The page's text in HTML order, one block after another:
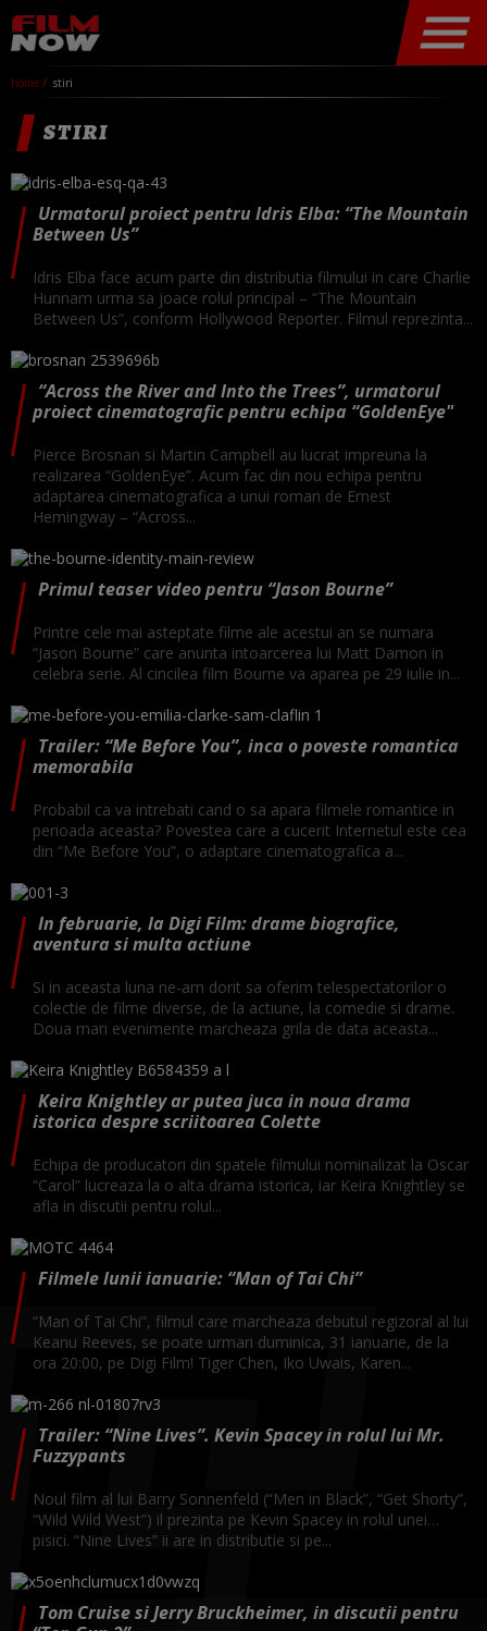
home stiri
STIRI
Urmatorul proiect pentru Idris Elba: “The Mountain
Between Us”
Idris Elba face acum parte din distributia filmului in care Charlie
Hunnam urma sa joace rolul principal – “The Mountain
Between Us”, conform Hollywood Reporter. Filmul reprezinta...
“Across the River and Into the Trees”, urmatorul
proiect cinematografic pentru echipa “GoldenEye"
Pierce Brosnan si Martin Campbell au lucrat impreuna la
realizarea “GoldenEye”. Acum fac din nou echipa pentru
adaptarea cinematografica a unui roman de Ernest
Hemingway – “Across...
Primul teaser video pentru “Jason Bourne”
Printre cele mai asteptate filme ale acestui an se numara
“Jason Bourne” care anunta intoarcerea lui Matt Damon in
celebra serie. Al cincilea film Bourne va aparea pe 29 iulie in...
Trailer: “Me Before You”, inca o poveste romantica
memorabila
Probabil ca va intrebati cand o sa apara filmele romantice in
perioada aceasta? Povestea care a cucerit Internetul este cea
din “Me Before You”, o adaptare cinematografica a...
In februarie, la Digi Film: drame biografice,
aventura si multa actiune
Si in aceasta luna ne-am dorit sa oferim telespectatorilor o
colectie de filme diverse, de la actiune, la comedie si drame.
Doua mari evenimente marcheaza grila de data aceasta...
Keira Knightley ar putea juca in noua drama
istorica despre scriitoarea Colette
Echipa de producatori din spatele filmului nominalizat la Oscar
“Carol” lucreaza la o alta drama istorica, iar Keira Knightley se
afla in discutii pentru rolul...
Filmele lunii ianuarie: “Man of Tai Chi”
“Man of Tai Chi”, filmul care marcheaza debutul regizoral al lui
Keanu Reeves, se poate urmari duminica, 31 ianuarie, de la
ora 20:00, pe Digi Film! Tiger Chen, Iko Uwais, Karen...
Trailer: “Nine Lives”. Kevin Spacey in rolul lui Mr.
Fuzzypants
Noul film al lui Barry Sonnenfeld (“Men in Black”, “Get Shorty”,
“Wild Wild West”) il prezinta pe Kevin Spacey in rolul unei…
pisici. “Nine Lives” ii are in distributie si pe...
Tom Cruise si Jerry Bruckheimer, in discutii pentru